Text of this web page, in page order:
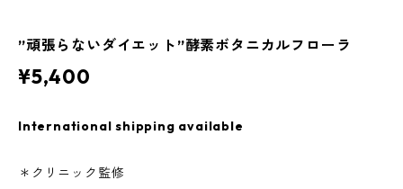
”頑張らないダイエット”酵素ボタニカルフローラ
¥5,400
International shipping available
＊クリニック監修